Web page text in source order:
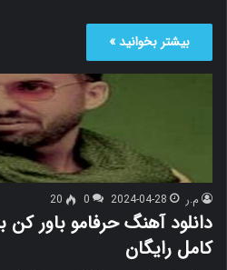
بیشتر بخوانید »
م.ر 2024-04-28
0
20
دانلود آهنگ حرفامو باور کن
کامل رایگان